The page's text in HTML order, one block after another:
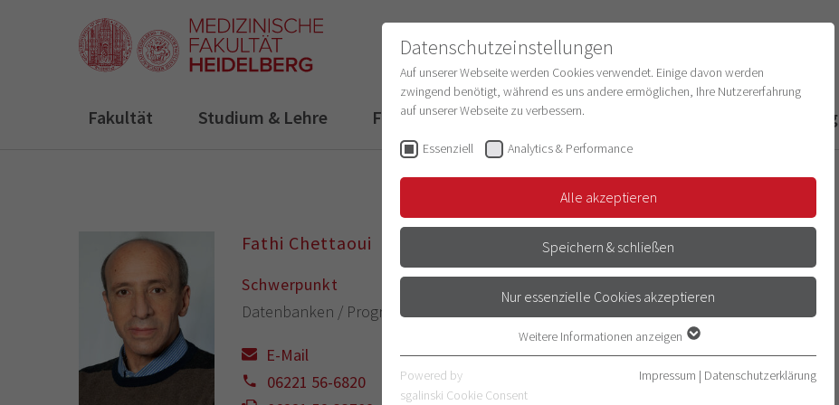
Fakultät Studium & Lehre Forschung Struktur & Entwicklung Digitalisierung
Fathi Chettaoui
Schwerpunkt
Datenbanken / Programmierer
E-Mail
06221 56-6820
Datenschutzeinstellungen
Auf unserer Webseite werden Cookies verwendet. Einige davon werden
zwingend benötigt, während es uns andere ermöglichen, Ihre Nutzererfahrung
auf unserer Webseite zu verbessern.
Essenziell Analytics & Performance
Alle akzeptieren
Speichern & schließen
Nur essenzielle Cookies akzeptieren
Essenzielle Cookies werden für grundlegende Funktionen der Webseite
benötigt. Dadurch ist gewährleistet, dass die Webseite einwandfrei
Weitere Informationen anzeigen
Powered by
sgalinski Cookie Consent
Impressum | Datenschutzerklärung